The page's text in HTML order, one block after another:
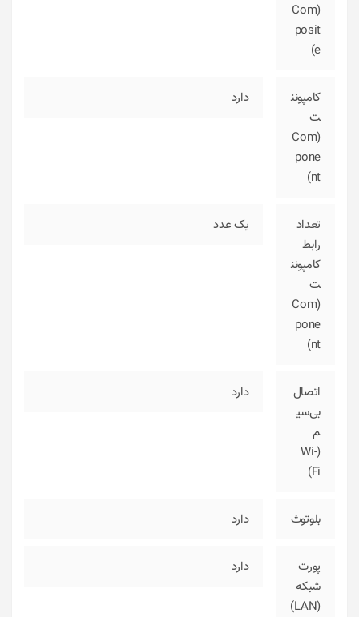
(Com
posit
e)
کامپونن
ت
(Com
pone
nt)
دارد
تعداد
رابط
کامپونن
ت
(Com
pone
nt)
یک عدد
اتصال
بی‌سی
م
(Wi-
Fi)
دارد
بلوتوث دارد
پورت
شبکه
(LAN)
دارد